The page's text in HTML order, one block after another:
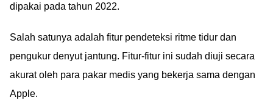
dipakai pada tahun 2022.
Salah satunya adalah fitur pendeteksi ritme tidur dan
pengukur denyut jantung. Fitur-fitur ini sudah diuji secara
akurat oleh para pakar medis yang bekerja sama dengan
Apple.